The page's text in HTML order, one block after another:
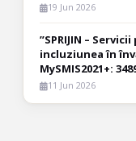
19 Jun 2026
”SPRIJIN –
incluziunea în
MySMIS2021+:
11 Jun 2026